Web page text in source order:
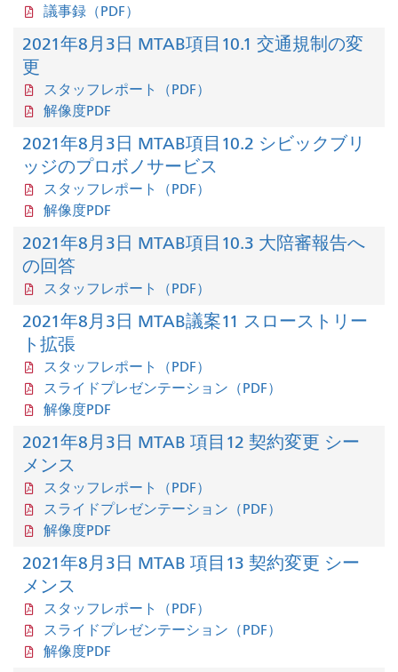
議事録（PDF）
2021年8月3日 MTAB項目10.1 交通規制の変
更
スタッフレポート（PDF）
解像度PDF
2021年8月3日 MTAB項目10.2 シビックブリ
ッジのプロボノサービス
スタッフレポート（PDF）
解像度PDF
2021年8月3日 MTAB項目10.3 大陪審報告へ
の回答
スタッフレポート（PDF）
2021年8月3日 MTAB議案11 スローストリー
ト拡張
スタッフレポート（PDF）
スライドプレゼンテーション（PDF）
解像度PDF
2021年8月3日 MTAB 項目12 契約変更 シー
メンス
スタッフレポート（PDF）
スライドプレゼンテーション（PDF）
解像度PDF
2021年8月3日 MTAB 項目13 契約変更 シー
メンス
スタッフレポート（PDF）
スライドプレゼンテーション（PDF）
解像度PDF